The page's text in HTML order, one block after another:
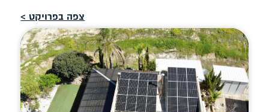
צפה בפרויקט >